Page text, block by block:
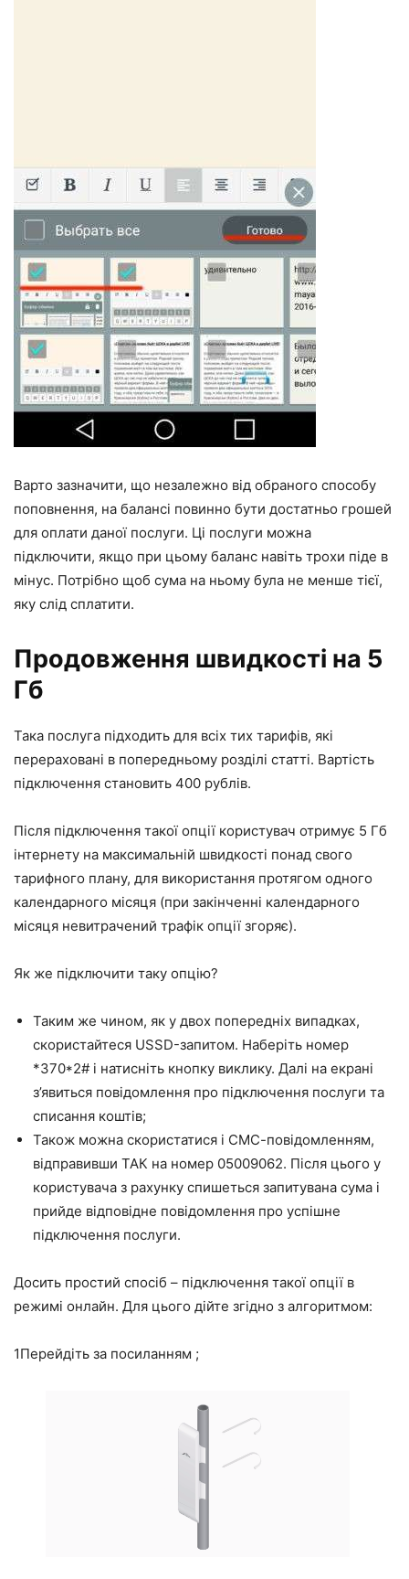
Варто зазначити, що незалежно від обраного способу
поповнення, на балансі повинно бути достатньо грошей
для оплати даної послуги. Ці послуги можна
підключити, якщо при цьому баланс навіть трохи піде в
мінус. Потрібно щоб сума на ньому була не менше тієї,
яку слід сплатити.
Продовження швидкості на 5
Гб
Така послуга підходить для всіх тих тарифів, які
перераховані в попередньому розділі статті. Вартість
підключення становить 400 рублів.
Після підключення такої опції користувач отримує 5 Гб
інтернету на максимальній швидкості понад свого
тарифного плану, для використання протягом одного
календарного місяця (при закінченні календарного
місяця невитрачений трафік опції згоряє).
Як же підключити таку опцію?
Таким же чином, як у двох попередніх випадках,
скористайтеся USSD-запитом. Наберіть номер
*370*2#і натисніть кнопку виклику. Далі на екрані
з’явиться повідомлення про підключення послуги та
списання коштів;
Також можна скористатися і СМС-повідомленням,
відправивши ТАК на номер 05009062. Після цього у
користувача з рахунку спишеться запитувана сума і
прийде відповідне повідомлення про успішне
підключення послуги.
Досить простий спосіб – підключення такої опції в
режимі онлайн. Для цього дійте згідно з алгоритмом:
1Перейдіть за посиланням ;